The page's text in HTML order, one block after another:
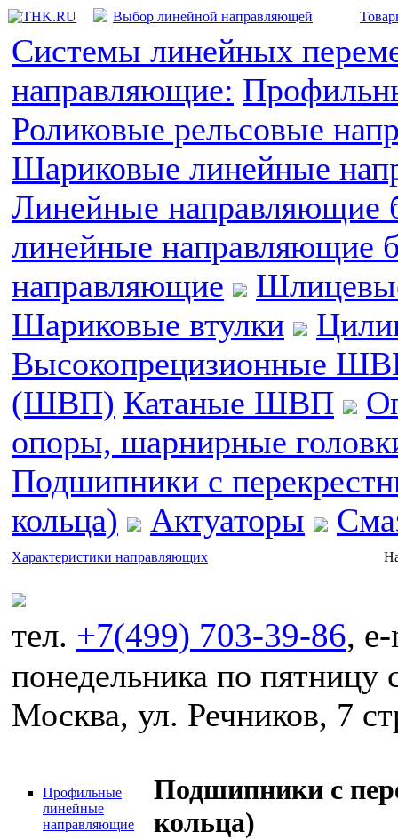
Выбор линейной направляющей
Системы линейных
направляющие:
Роликовые рельсовые
Шариковые линейные
Линейные направляющие
линейные направляющие
направляющие
Шариковые втулки
Высокопрецизионные
(ШВП) Катаные ШВП
опоры, шарнирные
Подшипники с
кольца)
Актуаторы
Характеристики направляющих
тел. +7(499) 703-39-86,
понедельника по пятницу
Москва, ул. Речников, 7
Профильные
линейные
направляющие
Подшипники с
кольца)